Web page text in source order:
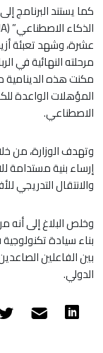
كما يستند البرنامج
مكنت هذه
المؤهلات الواعدة
الاصطناعي.
وتهدف الوزارة، من
إرساء بنية مستدامة
والانتقال التدريجي
وخلص البلاغ إلى
بناء سيادة
بين الفاعلين
الدولي.